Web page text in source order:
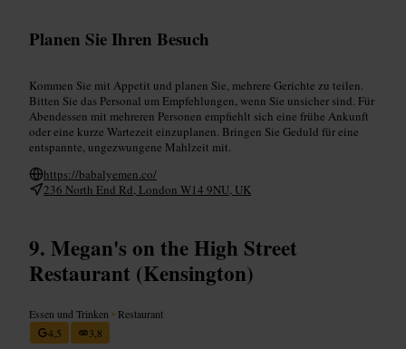
Planen Sie Ihren Besuch
Kommen Sie mit Appetit und planen Sie, mehrere Gerichte zu teilen.
Bitten Sie das Personal um Empfehlungen, wenn Sie unsicher sind. Für
Abendessen mit mehreren Personen empfiehlt sich eine frühe Ankunft
oder eine kurze Wartezeit einzuplanen. Bringen Sie Geduld für eine
entspannte, ungezwungene Mahlzeit mit.
https://babalyemen.co/
236 North End Rd, London W14 9NU, UK
Megan's on the High Street
Restaurant (Kensington)
Essen und Trinken • Restaurant
4,5
3,8